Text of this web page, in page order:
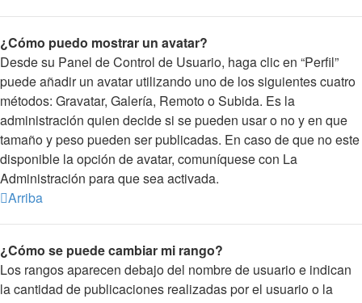
¿Cómo puedo mostrar un avatar?
Desde su Panel de Control de Usuario, haga clic en “Perfil”
puede añadir un avatar utilizando uno de los siguientes cuatro
métodos: Gravatar, Galería, Remoto o Subida. Es la
administración quien decide si se pueden usar o no y en que
tamaño y peso pueden ser publicadas. En caso de que no este
disponible la opción de avatar, comuníquese con La
Administración para que sea activada.
Arriba
¿Cómo se puede cambiar mi rango?
Los rangos aparecen debajo del nombre de usuario e indican
la cantidad de publicaciones realizadas por el usuario o la